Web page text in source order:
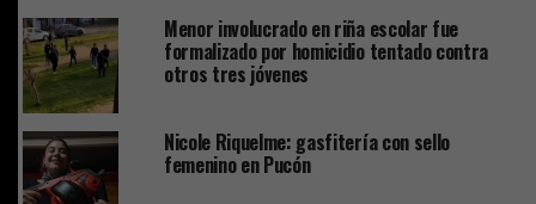
Menor involucrado en riña escolar fue
formalizado por homicidio tentado contra
otros tres jóvenes
Nicole Riquelme: gasfitería con sello
femenino en Pucón